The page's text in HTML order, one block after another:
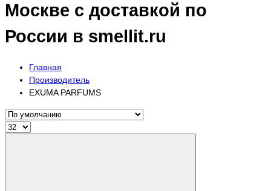
Москве с доставкой по
России в smellit.ru
Главная
Производитель
EXUMA PARFUMS